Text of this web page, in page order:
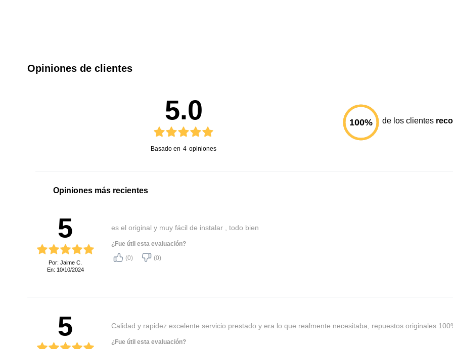
Opiniones de clientes
5.0
Basado en 4 opiniones
100% de los clientes
Opiniones más recientes
5
Por: Jaime C.
En: 10/10/2024
es el original y muy fácil de instalar , todo bien
¿Fue útil esta evaluación?
(0)
(0)
5 Calidad y rapidez excelente servicio prestado y era lo que realmente necesitaba, repuestos originales
¿Fue útil esta evaluación?